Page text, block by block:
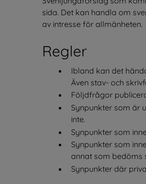
sida. Det kan handla om
av intresse för allmänheten.
Regler
Ibland kan det
Även stav- och
Följdfrågor
Synpunkter som är
inte.
Synpunkter som
Synpunkter som
annat som bedöms
Synpunkter där